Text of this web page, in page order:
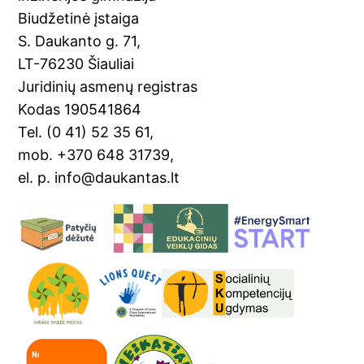
o
o
k
Tr
a
n
sl
at
e
Biudžetinė įstaiga
S. Daukanto g. 71,
LT-76230 Šiauliai
Juridinių asmenų registras
Kodas 190541864
Tel. (0 41) 52 35 61,
mob. +370 648 31739,
el. p. info@daukantas.lt